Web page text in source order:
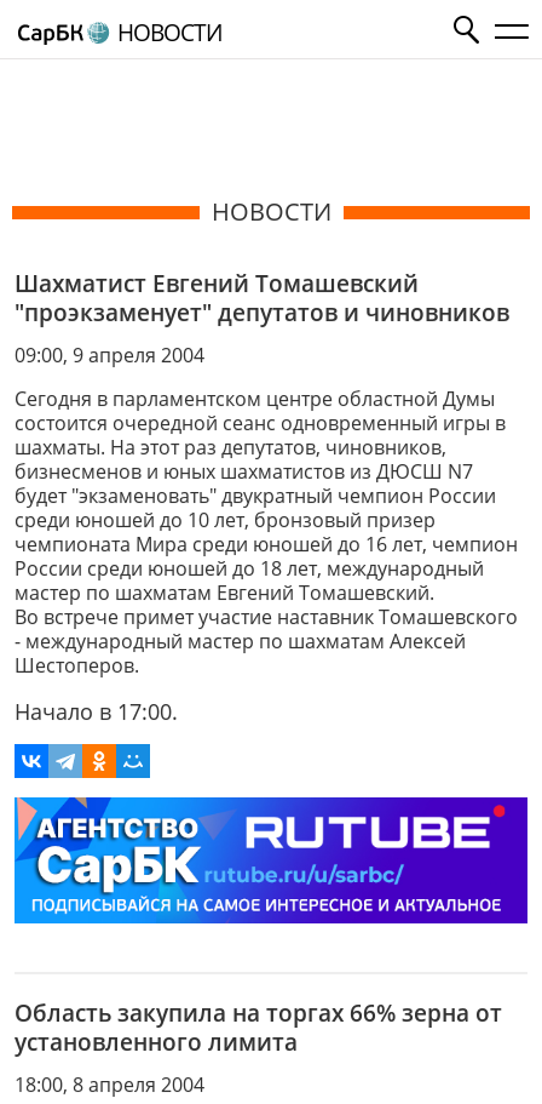
НОВОСТИ
НОВОСТИ
Шахматист Евгений Томашевский
"проэкзаменует" депутатов и чиновников
09:00, 9 апреля 2004
Сегодня в парламентском центре областной Думы
состоится очередной сеанс одновременный игры в
шахматы. На этот раз депутатов, чиновников,
бизнесменов и юных шахматистов из ДЮСШ N7
будет "экзаменовать" двукратный чемпион России
среди юношей до 10 лет, бронзовый призер
чемпионата Мира среди юношей до 16 лет, чемпион
России среди юношей до 18 лет, международный
мастер по шахматам Евгений Томашевский.
Во встрече примет участие наставник Томашевского
- международный мастер по шахматам Алексей
Шестоперов.
Начало в 17:00.
Область закупила на торгах 66% зерна от
установленного лимита
18:00, 8 апреля 2004